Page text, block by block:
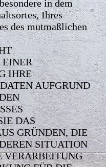
in dem
Ihres
des mutmaßlichen
IHRE
AUFGRUND
DAS
GRÜNDEN, DIE
SITUATION
VERARBEITUNG